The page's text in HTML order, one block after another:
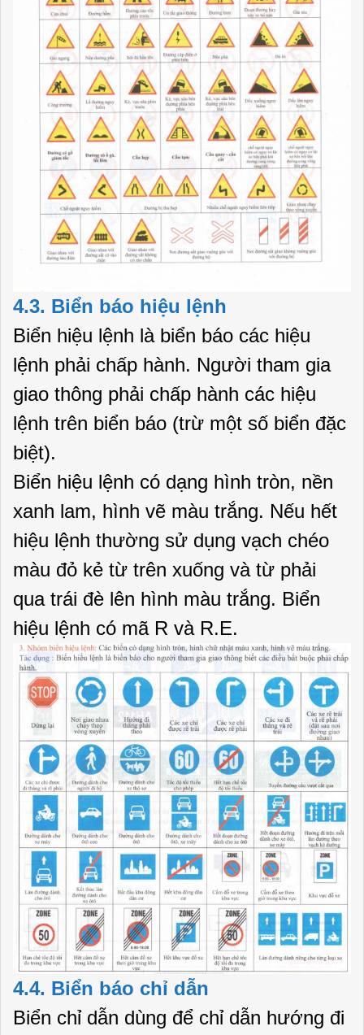
4.3. Biển báo hiệu lệnh
Biển hiệu lệnh là biển báo các hiệu
lệnh phải chấp hành. Người tham gia
giao thông phải chấp hành các hiệu
lệnh trên biển báo (trừ một số biển đặc
biệt).
Biển hiệu lệnh có dạng hình tròn, nền
xanh lam, hình vẽ màu trắng. Nếu hết
hiệu lệnh thường sử dụng vạch chéo
màu đỏ kẻ từ trên xuống và từ phải
qua trái đè lên hình màu trắng. Biển
hiệu lệnh có mã R và R.E.
4.4. Biển báo chỉ dẫn
Biển chỉ dẫn dùng để chỉ dẫn hướng đi